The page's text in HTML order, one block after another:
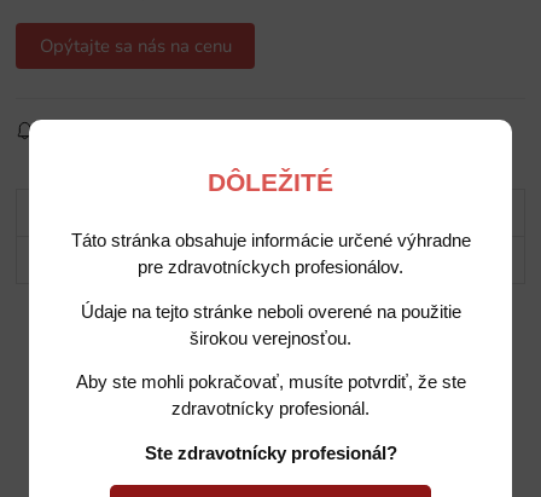
DÔLEŽITÉ
Táto stránka obsahuje informácie určené výhradne
pre zdravotníckych profesionálov.
Údaje na tejto stránke neboli overené na použitie
širokou verejnosťou.
Aby ste mohli pokračovať, musíte potvrdiť, že ste
zdravotnícky profesionál.
Ste zdravotnícky profesionál?
Opýtajte sa nás na cenu
Potrebujete poradiť?